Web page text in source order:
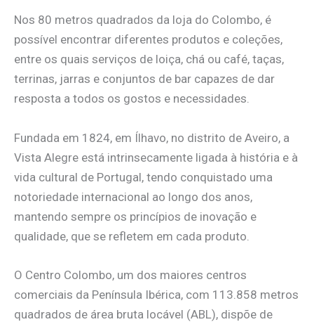
Nos 80 metros quadrados da loja do Colombo, é
possível encontrar diferentes produtos e coleções,
entre os quais serviços de loiça, chá ou café, taças,
terrinas, jarras e conjuntos de bar capazes de dar
resposta a todos os gostos e necessidades.
Fundada em 1824, em Ílhavo, no distrito de Aveiro, a
Vista Alegre está intrinsecamente ligada à história e à
vida cultural de Portugal, tendo conquistado uma
notoriedade internacional ao longo dos anos,
mantendo sempre os princípios de inovação e
qualidade, que se refletem em cada produto.
O Centro Colombo, um dos maiores centros
comerciais da Península Ibérica, com 113.858 metros
quadrados de área bruta locável (ABL), dispõe de